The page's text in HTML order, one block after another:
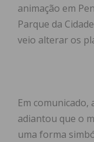
animação em
Parque da
veio alterar os
Em comunicado,
adiantou que o
uma forma